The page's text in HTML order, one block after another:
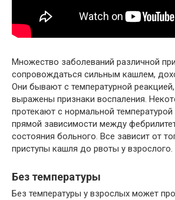
Множество заболеваний различной
сопровождаться сильным кашлем,
Они бывают с температурной
выражены признаки воспаления.
протекают с нормальной температурой
прямой зависимости между
состояния больного. Все зависит от
приступы кашля до рвоты у взрослого.
Без температуры
Без температуры у взрослых может